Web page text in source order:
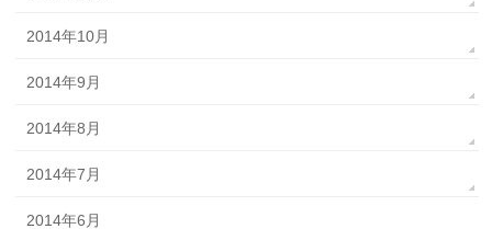
2014年10月
2014年9月
2014年8月
2014年7月
2014年6月